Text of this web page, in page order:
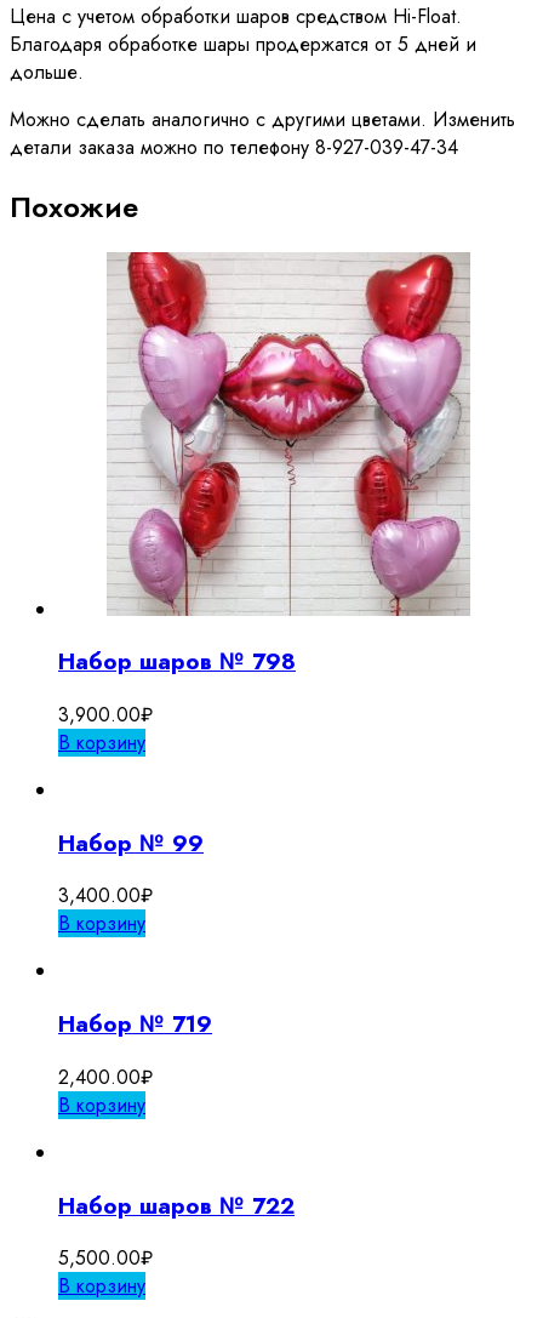
Цена с учетом обработки шаров средством Hi-Float.
Благодаря обработке шары продержатся от 5 дней и
дольше.
Можно сделать аналогично с другими цветами. Изменить
детали заказа можно по телефону 8-927-039-47-34
Похожие
Набор шаров № 798
3,900.00₽
В корзину
Набор № 99
3,400.00₽
В корзину
Набор № 719
2,400.00₽
В корзину
Набор шаров № 722
5,500.00₽
В корзину